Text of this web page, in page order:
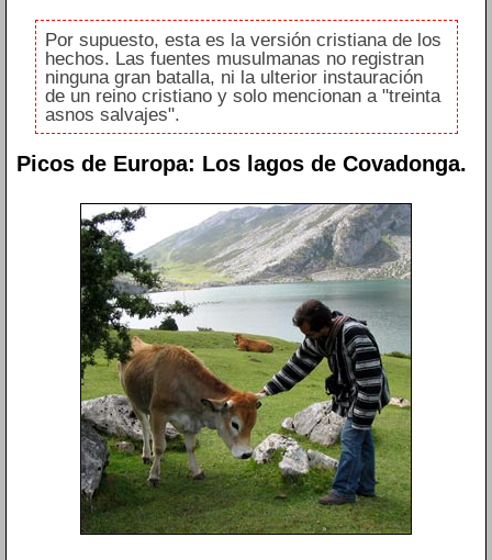
Por supuesto, esta es la versión cristiana de los
hechos. Las fuentes musulmanas no registran
ninguna gran batalla, ni la ulterior instauración
de un reino cristiano y solo mencionan a "treinta
asnos salvajes".
Picos de Europa: Los lagos de Covadonga.